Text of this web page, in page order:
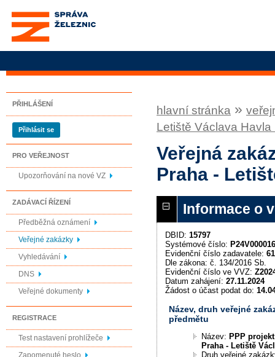
Správa železnic, státní
organizace
PŘIHLÁŠENÍ
Přihlásit se
PRO VEŘEJNOST
Upozorňování na nové VZ
ZADÁVACÍ ŘÍZENÍ
Předběžná oznámení
Veřejné zakázky
Vyhledávání
DNS
Veřejné dokumenty
REGISTRACE
Test nastavení prohlížeče
Zapomenuté heslo
hlavní stránka »
Letiště Václava Havla
Veřejná
Praha -
Informace o
DBID: 15797
Systémové číslo:
Evidenční číslo zadavatele:
Dle zákona: č. 134/2016 Sb.
Evidenční číslo ve VVZ:
Datum zahájení: 27.11.2024
Žádost o účast podat do:
Název, druh veřejné
předmětu
Název:PPP
Praha - Letiště
Druh veřejné